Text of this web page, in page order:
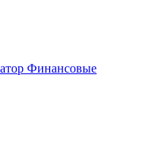
Финансовые